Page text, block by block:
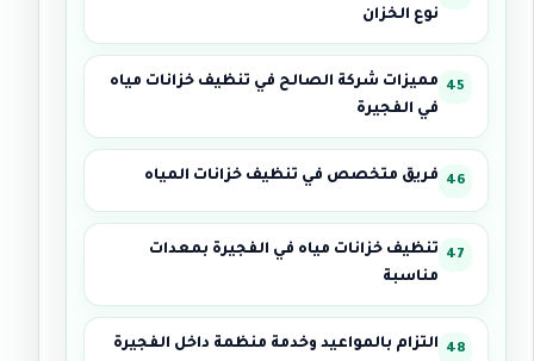
نوع الخزان
مميزات شركة الصالح في تنظيف خزانات مياه
في الفجيرة
فريق متخصص في تنظيف خزانات المياه
تنظيف خزانات مياه في الفجيرة بمعدات
مناسبة
التزام بالمواعيد وخدمة منظمة داخل الفجيرة